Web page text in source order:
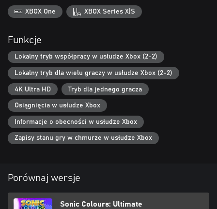
XBOX One XBOX Series X|S
Funkcje
Lokalny tryb współpracy w usłudze Xbox (2-2)
Lokalny tryb dla wielu graczy w usłudze Xbox (2-2)
4K Ultra HD Tryb dla jednego gracza
Osiągnięcia w usłudze Xbox
Informacje o obecności w usłudze Xbox
Zapisy stanu gry w chmurze w usłudze Xbox
Porównaj wersje
Sonic Colours: Ultimate